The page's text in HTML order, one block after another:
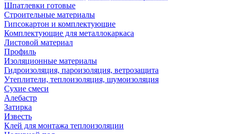
Шпатлевки готовые
Строительные материалы
Гипсокартон и комплектующие
Комплектующие для металлокаркаса
Листовой материал
Профиль
Изоляционные материалы
Гидроизоляция, пароизоляция, ветрозащита
Утеплители, теплоизоляция, шумоизоляция
Сухие смеси
Алебастр
Затирка
Известь
Клей для монтажа теплоизоляции